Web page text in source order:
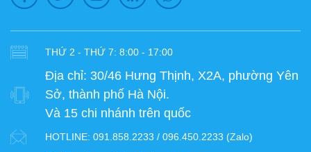
THỨ 2 - THỨ 7: 8:00 - 17:00
Địa chỉ: 30/46 Hưng Thịnh, X2A, phường Yên
Sở, thành phố Hà Nội.
Và 15 chi nhánh trên quốc
HOTLINE: 091.858.2233 / 096.450.2233 (Zalo)